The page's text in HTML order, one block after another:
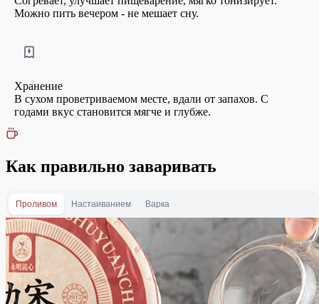
Можно пить вечером - не мешает сну.
Хранение
В сухом проветриваемом месте, вдали от запахов. С
годами вкус становится мягче и глубже.
Как правильно заваривать
Проливом Настаиванием Варка